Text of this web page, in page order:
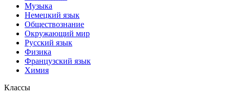
Музыка
Немецкий язык
Обществознание
Окружающий мир
Русский язык
Физика
Французский язык
Химия
Классы